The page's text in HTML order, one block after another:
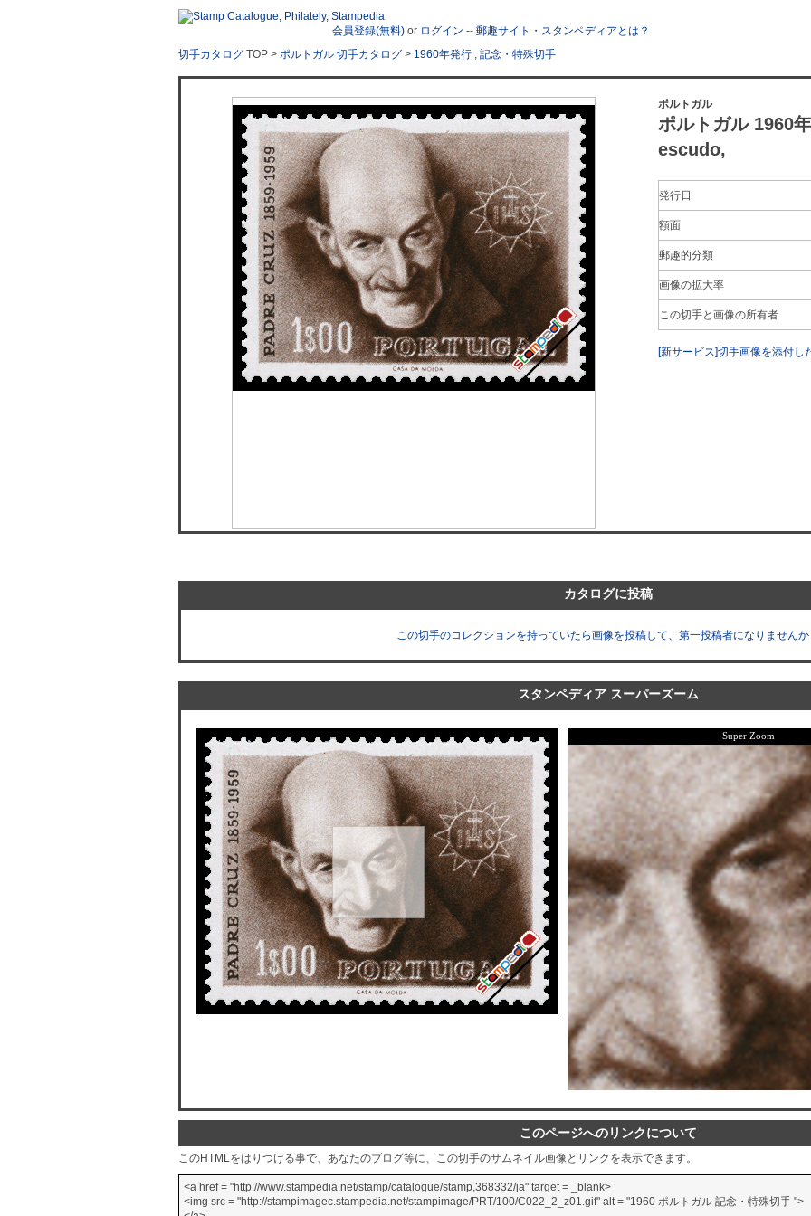
会員登録(無料) or ログイン -- 郵趣サイト・スタンペディアとは？
切手カタログ TOP > ポルトガル 切手カタログ > 1960年発行 , 記念・特殊切手
ポルトガル
ポルトガル 1960
escudo,
発行日
額面
郵趣的分類
画像の拡大率
この切手と画像の所有者
[新サービス]切手画像を添付し
カタログに投稿
この切手のコレクションを持っていたら画像を投稿して、第一投稿者になりません
スタンペディア スーパーズーム
このページへのリンクについて
このHTMLをはりつける事で、あなたのブログ等に、この切手のサムネイル画像とリンクを表示できます。